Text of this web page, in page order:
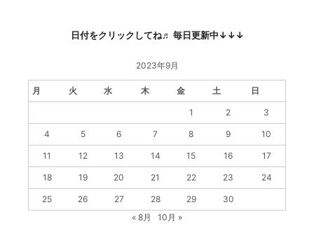
日付をクリックしてね♬ 毎日更新中↓↓↓
2023年9月
月 火 水 木 金 土 日
1 2 3
4 5 6 7 8 9 10
11 12 13 14 15 16 17
18 19 20 21 22 23 24
25 26 27 28 29
30
« 8月
10月 »